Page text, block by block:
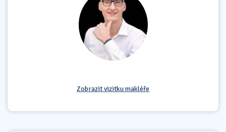
Zobrazit vizitku makléře